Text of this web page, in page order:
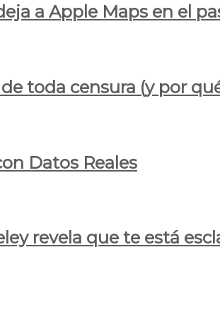
a Apple Maps en el
toda censura (y por
Datos Reales
revela que te está